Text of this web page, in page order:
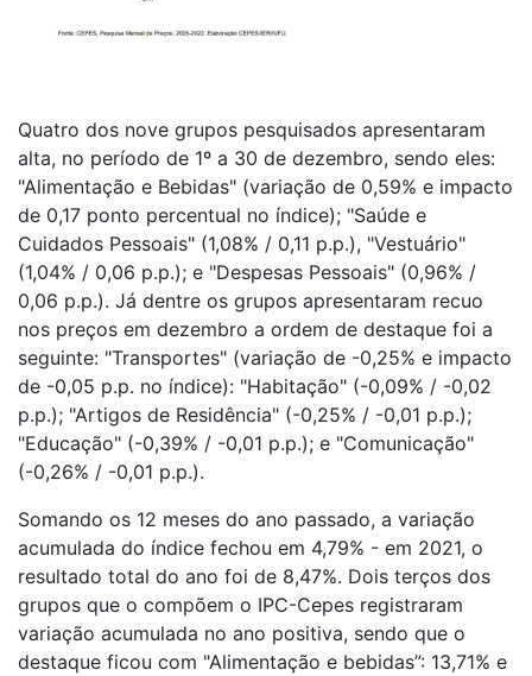
Quatro dos nove grupos pesquisados apresentaram
alta, no período de 1º a 30 de dezembro, sendo eles:
"Alimentação e Bebidas" (variação de 0,59% e impacto
de 0,17 ponto percentual no índice); "Saúde e
Cuidados Pessoais" (1,08% / 0,11 p.p.), "Vestuário"
(1,04% / 0,06 p.p.); e "Despesas Pessoais" (0,96% /
0,06 p.p.). Já dentre os grupos apresentaram recuo
nos preços em dezembro a ordem de destaque foi a
seguinte: "Transportes" (variação de -0,25% e impacto
de -0,05 p.p. no índice): "Habitação" (-0,09% / -0,02
p.p.); "Artigos de Residência" (-0,25% / -0,01 p.p.);
"Educação" (-0,39% / -0,01 p.p.); e "Comunicação"
(-0,26% / -0,01 p.p.).
Somando os 12 meses do ano passado, a variação
acumulada do índice fechou em 4,79% - em 2021, o
resultado total do ano foi de 8,47%. Dois terços dos
grupos que o compõem o IPC-Cepes registraram
variação acumulada no ano positiva, sendo que o
destaque ficou com "Alimentação e bebidas”: 13,71% e